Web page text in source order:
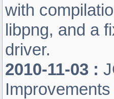
with
libpng, and a
driver.
2010-11-03 :